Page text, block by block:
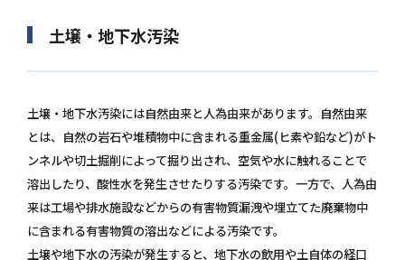
土壌・地下水汚染
土壌・地下水汚染には自然由来と人為由来があります。自然由来
とは、自然の岩石や堆積物中に含まれる重金属(ヒ素や鉛など)がト
ンネルや切土掘削によって掘り出され、空気や水に触れることで
溶出したり、酸性水を発生させたりする汚染です。一方で、人為由
来は工場や排水施設などからの有害物質漏洩や埋立てた廃棄物中
に含まれる有害物質の溶出などによる汚染です。
土壌や地下水の汚染が発生すると、地下水の飲用や土自体の経口